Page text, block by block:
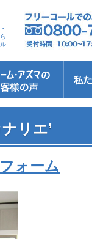
の声
ンタビュー 会社
スタ
ショ
職人
イメ
お知
社長
ブロ
お元
受賞
リエ’
ォーム